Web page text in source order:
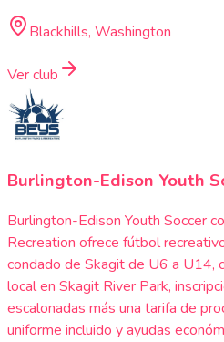
Blackhills, Washington
Ver club
Burlington-Edison Youth
Burlington-Edison Youth Soccer
Recreation ofrece fútbol
condado de Skagit de U6 a U14,
local en Skagit River Park,
escalonadas más una tarifa de
uniforme incluido y ayudas